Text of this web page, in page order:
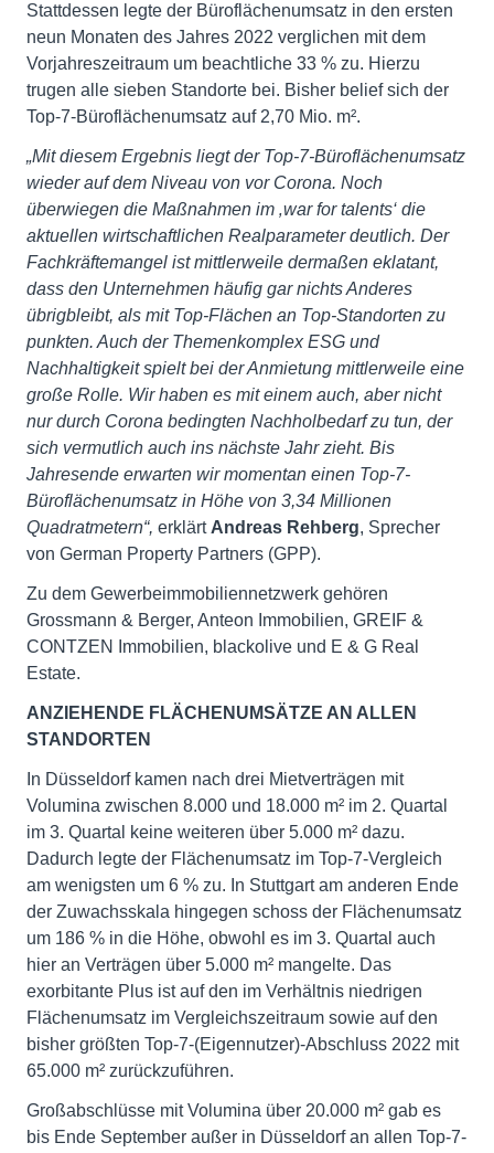
Stattdessen legte der Büroflächenumsatz in den ersten
neun Monaten des Jahres 2022 verglichen mit dem
Vorjahreszeitraum um beachtliche 33 % zu. Hierzu
trugen alle sieben Standorte bei. Bisher belief sich der
Top-7-Büroflächenumsatz auf 2,70 Mio. m².
„Mit diesem Ergebnis liegt der Top-7-Büroflächenumsatz
wieder auf dem Niveau von vor Corona. Noch
überwiegen die Maßnahmen im ‚war for talents‘ die
aktuellen wirtschaftlichen Realparameter deutlich. Der
Fachkräftemangel ist mittlerweile dermaßen eklatant,
dass den Unternehmen häufig gar nichts Anderes
übrigbleibt, als mit Top-Flächen an Top-Standorten zu
punkten. Auch der Themenkomplex ESG und
Nachhaltigkeit spielt bei der Anmietung mittlerweile eine
große Rolle. Wir haben es mit einem auch, aber nicht
nur durch Corona bedingten Nachholbedarf zu tun, der
sich vermutlich auch ins nächste Jahr zieht. Bis
Jahresende erwarten wir momentan einen Top-7-
Büroflächenumsatz in Höhe von 3,34 Millionen
Quadratmetern“, erklärt Andreas Rehberg, Sprecher
von German Property Partners (GPP).
Zu dem Gewerbeimmobiliennetzwerk gehören
Grossmann & Berger, Anteon Immobilien, GREIF &
CONTZEN Immobilien, blackolive und E & G Real
Estate.
ANZIEHENDE FLÄCHENUMSÄTZE AN ALLEN
STANDORTEN
In Düsseldorf kamen nach drei Mietverträgen mit
Volumina zwischen 8.000 und 18.000 m² im 2. Quartal
im 3. Quartal keine weiteren über 5.000 m² dazu.
Dadurch legte der Flächenumsatz im Top-7-Vergleich
am wenigsten um 6 % zu. In Stuttgart am anderen Ende
der Zuwachsskala hingegen schoss der Flächenumsatz
um 186 % in die Höhe, obwohl es im 3. Quartal auch
hier an Verträgen über 5.000 m² mangelte. Das
exorbitante Plus ist auf den im Verhältnis niedrigen
Flächenumsatz im Vergleichszeitraum sowie auf den
bisher größten Top-7-(Eigennutzer)-Abschluss 2022 mit
65.000 m² zurückzuführen.
Großabschlüsse mit Volumina über 20.000 m² gab es
bis Ende September außer in Düsseldorf an allen Top-7-